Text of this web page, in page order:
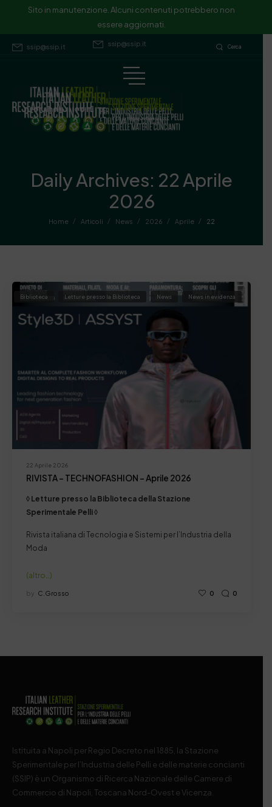
Sito in manutenzione. Alcuni contenuti potrebbero non
essere aggiornati.
ssip@ssip.it Cerca
Sito in manutenzione. Alcuni contenuti potrebbero non essere
aggiornati.
ssip@ssip.it
Daily Archives: 22 Aprile
2026
Home / Articoli / News / 2026 / Aprile / 22
22 Aprile 2026
Biblioteca Letture presso la Biblioteca News News in evidenza
RIVISTA – TECHNOFASHION – Aprile 2026
◊ Letture presso la Biblioteca della Stazione
Sperimentale Pelli ◊
Rivista italiana di Tecnologia e Sistemi per l’Industria della
Moda
(altro…)
by C.grosso 0 0
Istituita a Napoli per Regio Decreto nel 1885, la Stazione
Sperimentale per l’Industria delle Pelli e delle materie concianti
(SSIP) è un Organismo di Ricerca Nazionale delle Camere di
Commercio di Napoli, Toscana Nord-Ovest e Vicenza.